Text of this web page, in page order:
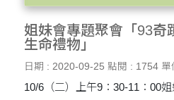
姐妹會專題聚會「93奇
生命禮物」
日期 : 2020-09-25 點閱 : 1754 單
10/6（二）上午9：30-11：00